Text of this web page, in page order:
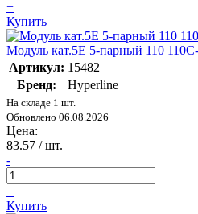
+
Купить
Модуль кат.5E 5-парный 110
Артикул: 15482
Бренд:
Hyperline
На складе 1 шт.
Обновлено 06.08.2026
Цена:
83.57 / шт.
-
+
Купить